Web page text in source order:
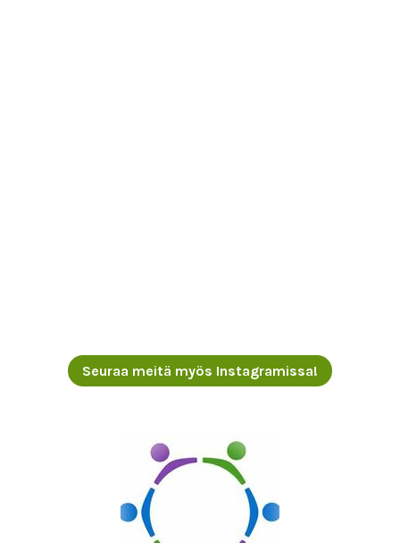
Seuraa meitä myös Instagramissa!